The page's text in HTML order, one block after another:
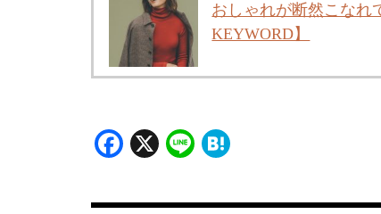
おしゃれが断然こなれ
KEYWORD】
Facebook
X Line